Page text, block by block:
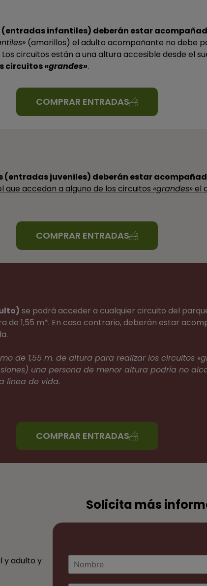
(entradas infantiles) deberán estar
(amarillos) el adulto acompañante no debe
circuitos están a una altura accesible desde el
circuitos«grandes».
COMPRAR ENTRADAS
(entradas juveniles) deberán estar
que accedan a alguno de los circuitos «grandes»el
COMPRAR ENTRADAS
se podrá acceder a cualquier circuito del
de 1,55 m*. En caso contrario, deberán estar
de 1,55 m. de altura para realizar los circuitos
una persona de menor altura podría no
línea de vida.
COMPRAR ENTRADAS
y adulto y
Solicita más
N